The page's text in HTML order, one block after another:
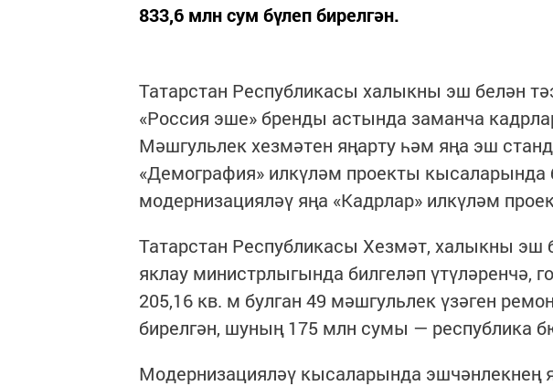
833,6 млн сум бүлеп бирелгән.
Татарстан Республикасы халыкны эш белән
«Россия эше» бренды астында заманча
Мәшгульлек хезмәтен яңарту һәм яңа эш
«Демография» илкүләм проекты кысаларында
модернизацияләү яңа «Кадрлар» илкүләм
Татарстан Республикасы Хезмәт, халыкны эш
яклау министрлыгында билгеләп үтүләренчә,
205,16 кв. м булган 49 мәшгульлек үзәген
бирелгән, шуның 175 млн сумы — республика
Модернизацияләү кысаларында эшчәнлекнең